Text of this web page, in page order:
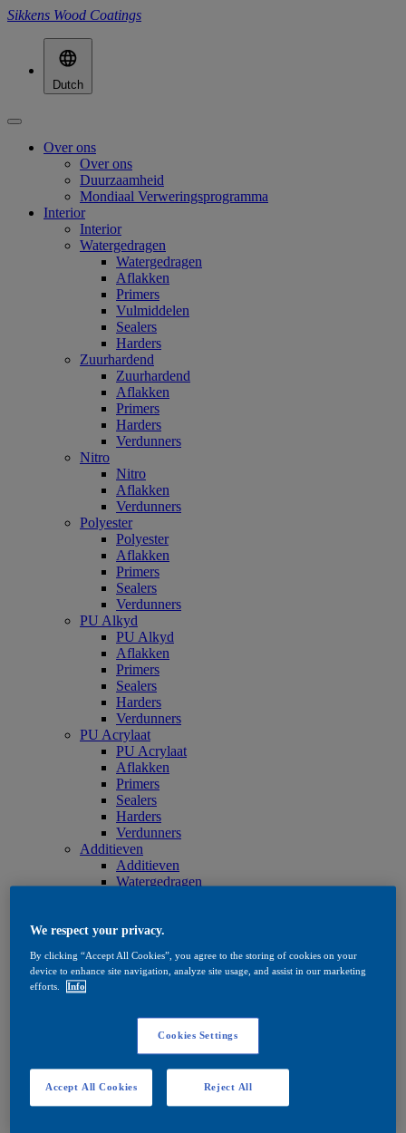
Sikkens Wood Coatings
Dutch
Over ons
Over ons
Duurzaamheid
Mondiaal Verweringsprogramma
Interior
Interior
Watergedragen
Watergedragen
Aflakken
Primers
Vulmiddelen
Sealers
Harders
Zuurhardend
Zuurhardend
Aflakken
Primers
Harders
Verdunners
Nitro
Nitro
Aflakken
Verdunners
Polyester
Polyester
Aflakken
Primers
Sealers
Verdunners
PU Alkyd
PU Alkyd
Aflakken
Primers
Sealers
Harders
Verdunners
PU Acrylaat
PU Acrylaat
Aflakken
Primers
Sealers
Harders
Verdunners
Additieven
Additieven
Watergedragen
Olie en was
Onderhoud
Onderhoud
Olie en was
Oplosmiddelhoudend
Quick Search
We respect your privacy.
By clicking “Accept All Cookies”, you agree to the storing of cookies on your
device to enhance site navigation, analyze site usage, and assist in our marketing
efforts.
Info
Cookies Settings
Reject All
Accept All Cookies